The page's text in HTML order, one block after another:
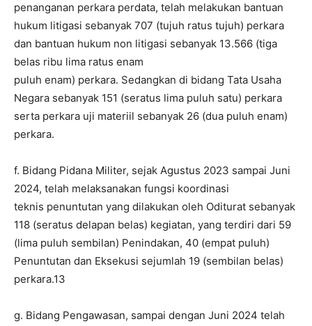
penanganan perkara perdata, telah melakukan bantuan
hukum litigasi sebanyak 707 (tujuh ratus tujuh) perkara
dan bantuan hukum non litigasi sebanyak 13.566 (tiga
belas ribu lima ratus enam
puluh enam) perkara. Sedangkan di bidang Tata Usaha
Negara sebanyak 151 (seratus lima puluh satu) perkara
serta perkara uji materiil sebanyak 26 (dua puluh enam)
perkara.
f. Bidang Pidana Militer, sejak Agustus 2023 sampai Juni
2024, telah melaksanakan fungsi koordinasi
teknis penuntutan yang dilakukan oleh Oditurat sebanyak
118 (seratus delapan belas) kegiatan, yang terdiri dari 59
(lima puluh sembilan) Penindakan, 40 (empat puluh)
Penuntutan dan Eksekusi sejumlah 19 (sembilan belas)
perkara.13
g. Bidang Pengawasan, sampai dengan Juni 2024 telah